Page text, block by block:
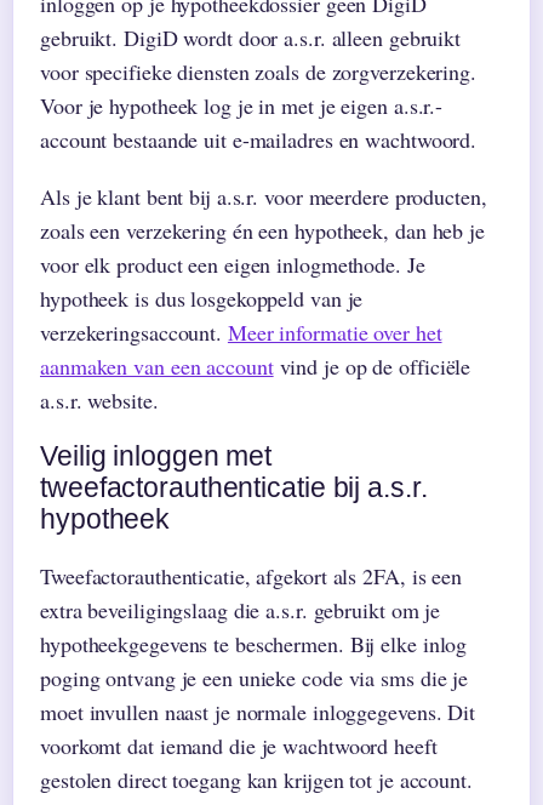
gebruikt. DigiD wordt door a.s.r. alleen gebruikt
voor specifieke diensten zoals de zorgverzekering.
Voor je hypotheek log je in met je eigen a.s.r.-
account bestaande uit e-mailadres en wachtwoord.
Als je klant bent bij a.s.r. voor meerdere producten,
zoals een verzekering én een hypotheek, dan heb je
voor elk product een eigen inlogmethode. Je
hypotheek is dus losgekoppeld van je
verzekeringsaccount. Meer informatie over het
aanmaken van een accountvind je op de officiële
a.s.r. website.
Veilig inloggen met
tweefactorauthenticatie bij a.s.r.
hypotheek
Tweefactorauthenticatie, afgekort als 2FA, is een
extra beveiligingslaag die a.s.r. gebruikt om je
hypotheekgegevens te beschermen. Bij elke inlog
poging ontvang je een unieke code via sms die je
moet invullen naast je normale inloggegevens. Dit
voorkomt dat iemand die je wachtwoord heeft
gestolen direct toegang kan krijgen tot je account.